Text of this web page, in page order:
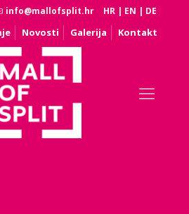
info@mallofsplit.hr HR | EN | DE
Novosti Galerija Kontakt